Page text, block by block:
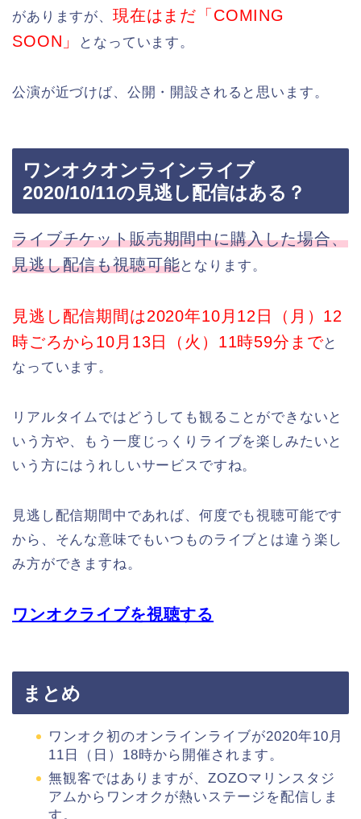
がありますが、 現在はまだ「COMING
SOON」
となっています。
公演が近づけば、公開・開設されると思います。
ワンオクオンラインライブ
2020/10/11の見逃し配信はある？
ライブチケット販売期間中に購入した場合、
見逃し配信も視聴可能となります。
見逃し配信期間は2020年10月12日（月）12
時ごろから10月13日（火）11時59分までと
なっています。
リアルタイムではどうしても観ることができないと
いう方や、もう一度じっくりライブを楽しみたいと
いう方にはうれしいサービスですね。
見逃し配信期間中であれば、何度でも視聴可能です
から、そんな意味でもいつものライブとは違う楽し
み方ができますね。
ワンオクライブを視聴する
まとめ
ワンオク初のオンラインライブが2020年10月
11日（日）18時から開催されます。
無観客ではありますが、ZOZOマリンスタジ
アムからワンオクが熱いステージを配信しま
す。